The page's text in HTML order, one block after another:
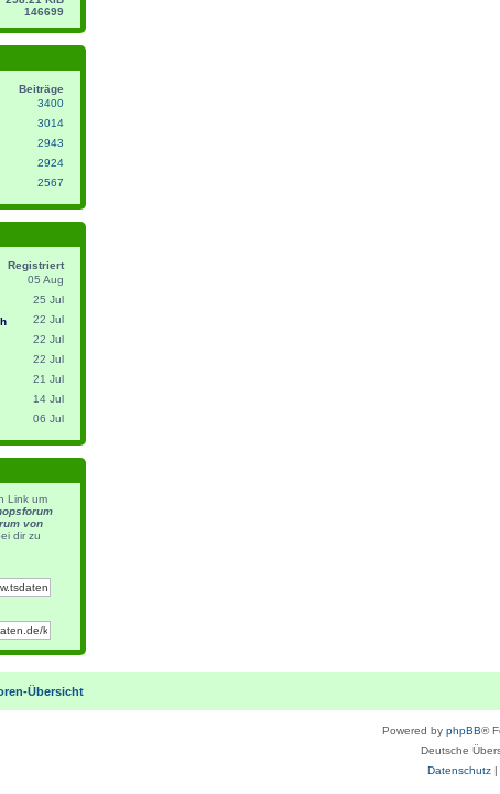
146699
Beiträge
3400
3014
2943
2924
2567
Registriert
05 Aug
25 Jul
22 Jul
22 Jul
22 Jul
21 Jul
14 Jul
06 Jul
Link um
von
dir zu
Übersicht
Powered by phpBB®
Deutsche
Datenschutz|